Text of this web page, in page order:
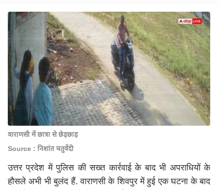
वाराणसी में छात्रा से छेड़छाड़
Source : निशांत चतुर्वेदी
उत्तर प्रदेश में पुलिस की सख्त कार्रवाई के बाद भी अपराधियों के
हौसले अभी भी बुलंद हैं. वाराणसी के शिवपुर में हुई एक घटना के बाद